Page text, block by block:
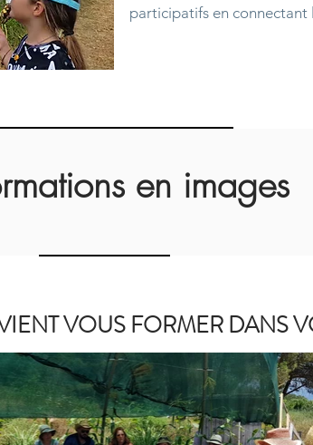
participatifs en connectant
en images
VOUS FORMER DANS